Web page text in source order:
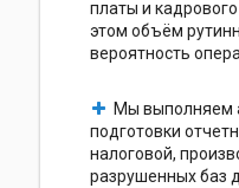
платы и
этом объём
вероятность
Мы выполняем
подготовки
налоговой,
разрушенных баз